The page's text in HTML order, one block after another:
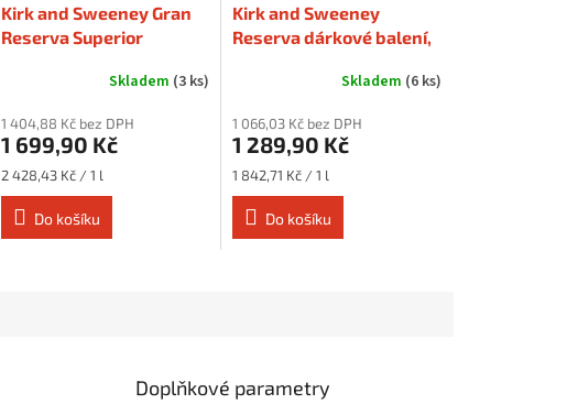
Kirk and Sweeney Gran
Reserva Superior
Skladem (3 ks)
1 404,88 Kč bez DPH
1 699,90 Kč
Měrná
cena:
2 428,43 Kč / 1 l
Do košíku
Kirk and Sweeney
Reserva dárkové balení,
Skladem (6 ks)
1 066,03 Kč bez DPH
1 289,90 Kč
Měrná
cena:
1 842,71 Kč / 1 l
Do košíku
Doplňkové parametry